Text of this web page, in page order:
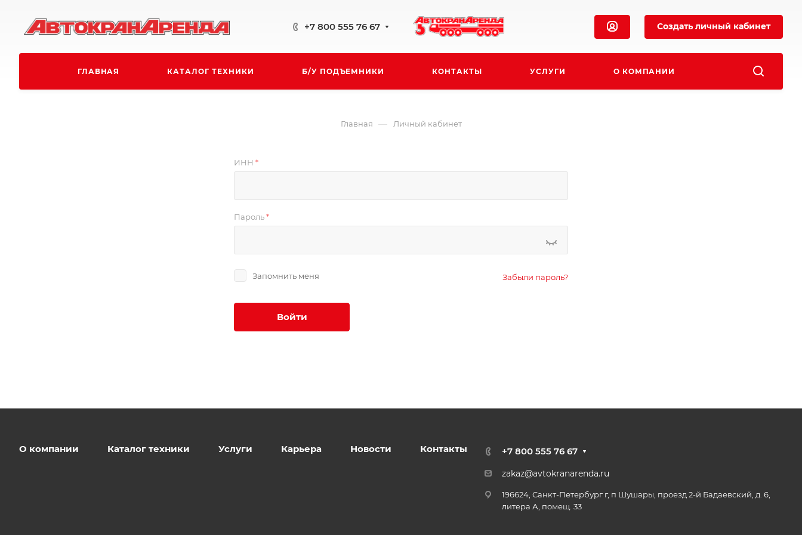
+7 800 555 76 67 Создать личный кабинет
ГЛАВНАЯ КАТАЛОГ ТЕХНИКИ Б/У ПОДЪЕМНИКИ КОНТАКТЫ УСЛУГИ О КОМПАНИИ
Главная — Личный кабинет
ИНН *
Пароль*
Запомнить меня Забыли пароль?
Войти
О компании Каталог техники Услуги Карьера Новости Контакты +7 800 555 76 67
zakaz@avtokranarenda.ru
196624, Санкт-Петербург г, п Шушары, проезд 2-й Бадаевский, д. 6,
литера А, помещ. 33